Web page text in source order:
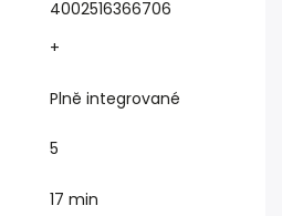
4002516366706
+
Plně integrované
5
17 min